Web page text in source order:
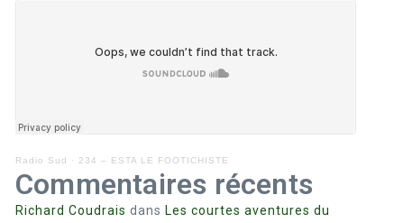
Radio Sud · 234 – ESTA LE FOOTICHISTE
Commentaires récents
Richard Coudrais dans Les courtes aventures du